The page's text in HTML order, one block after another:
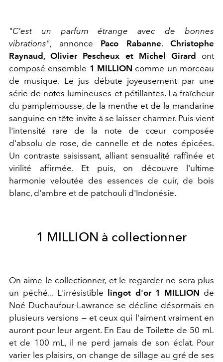
"C'est un parfum étrange avec de bonnes
vibrations", annonce Paco Rabanne. Christophe
Raynaud, Olivier Pescheux et Michel Girard
ont
composé ensemble 1 MILLION comme un morceau
de musique. Le jus débute joyeusement par une
série de notes lumineuses et pétillantes. La fraîcheur
du pamplemousse, de la menthe et de la mandarine
sanguine en tête invite à se laisser charmer. Puis vient
l'intensité rare de la note de cœur composée
d'absolu de rose, de cannelle et de notes épicées.
Un contraste saisissant, alliant sensualité raffinée et
virilité affirmée. Et puis, on découvre l'ultime
harmonie veloutée des essences de cuir, de bois
blanc, d'ambre et de patchouli d'Indonésie.
1 MILLION à collectionner
On aime le collectionner, et le regarder ne sera plus
un péché... L'irrésistible
lingot d'or 1 MILLION de
Noé Duchaufour-Lawrance se décline désormais en
plusieurs versions — et ceux qui l'aiment vraiment en
auront pour leur argent. En Eau de Toilette de 50 mL
et de 100 mL, il ne perd jamais de son éclat. Pour
varier les plaisirs, on change de sillage au gré de ses